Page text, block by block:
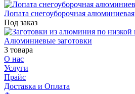
Лопата снегоуборочная алюминиевая
Под заказ
Алюминиевые заготовки
3 товара
О нас
Услуги
Прайс
Доставка и Оплата